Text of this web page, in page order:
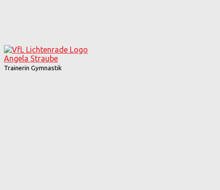
Angela Straube
Trainerin Gymnastik